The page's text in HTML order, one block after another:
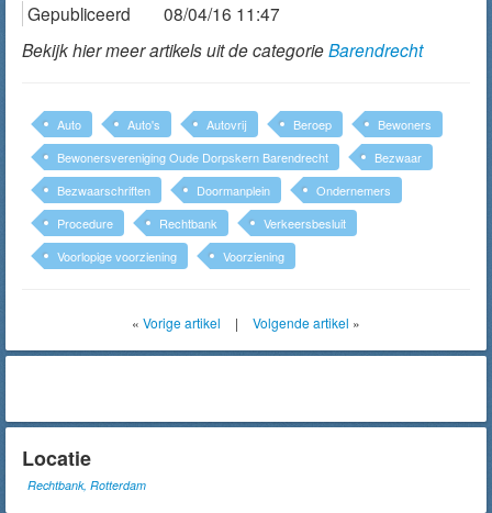
Gepubliceerd
08/04/16 11:47
Bekijk hier meer artikels uit de categorieBarendrecht
Auto Auto's Autovrij Beroep
Bewoners
Bewonersvereniging Oude Dorpskern Barendrecht
Bezwaar
Bezwaarschriften
Doormanplein
Ondernemers
Procedure
Rechtbank
Verkeersbesluit
Voorlopige voorziening
Voorziening
« Vorige artikel | Volgende artikel »
Locatie
Rechtbank, Rotterdam